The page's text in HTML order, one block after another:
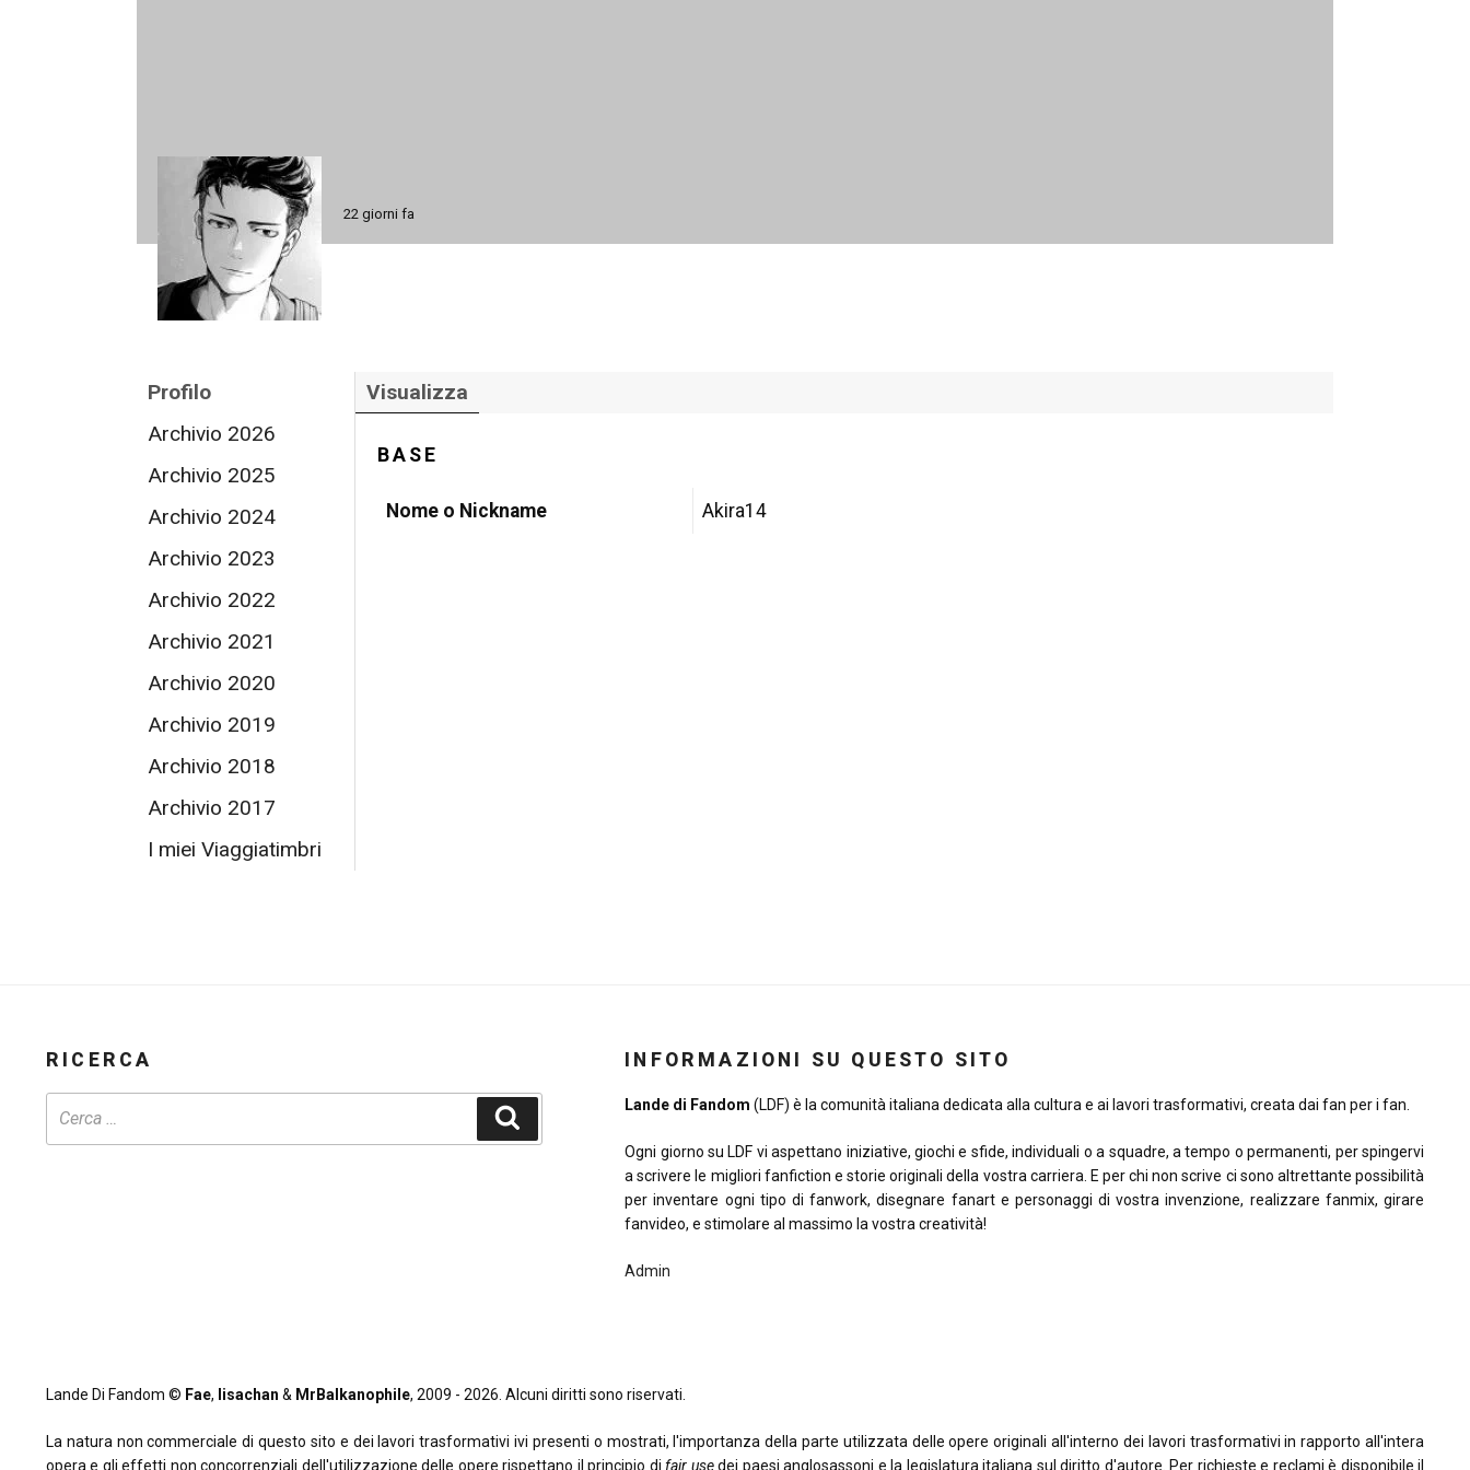
22 giorni fa
Profilo
Archivio 2026
Archivio 2025
Archivio 2024
Archivio 2023
Archivio 2022
Archivio 2021
Archivio 2020
Archivio 2019
Archivio 2018
Archivio 2017
I miei Viaggiatimbri
Visualizza
BASE
Nome o Nickname Akira14
RICERCA INFORMAZIONI SU QUESTO SITO
Lande di Fandom (LDF) è la comunità italiana dedicata alla cultura e ai lavori trasformativi, creata dai fan per i fan.
Ogni giorno su LDF vi aspettano iniziative, giochi e sfide, individuali o a squadre, a tempo o permanenti, per spingervi
a scrivere le migliori fanfiction e storie originali della vostra carriera. E per chi non scrive ci sono altrettante possibilità
per inventare ogni tipo di fanwork, disegnare fanart e personaggi di vostra invenzione, realizzare fanmix, girare
fanvideo, e stimolare al massimo la vostra creatività!
Admin
Lande Di Fandom © Fae, lisachan & MrBalkanophile, 2009 - 2026. Alcuni diritti sono riservati.
La natura non commerciale di questo sito e dei lavori trasformativi ivi presenti o mostrati, l'importanza della parte utilizzata delle opere originali all'interno dei lavori trasformativi in rapporto all'intera
opera e gli effetti non concorrenziali dell'utilizzazione delle opere rispettano il principio difair usedei paesi anglosassoni e la legislatura italiana sul diritto d'autore. Per richieste e reclami è disponibile il